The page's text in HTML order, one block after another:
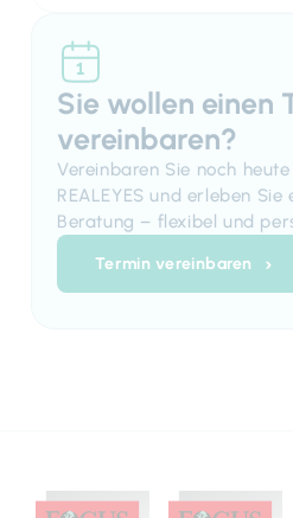
Sie wollen einen
vereinbaren?
Vereinbaren Sie noch
REALEYES und erleben
Beratung – flexibel und
Termin vereinbaren